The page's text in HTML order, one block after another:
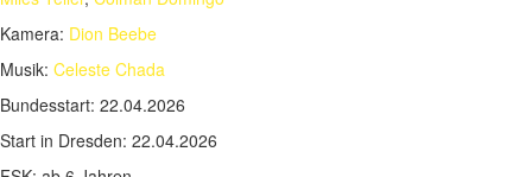
Kamera: Dion Beebe
Musik: Celeste Chada
Bundesstart: 22.04.2026
Start in Dresden: 22.04.2026